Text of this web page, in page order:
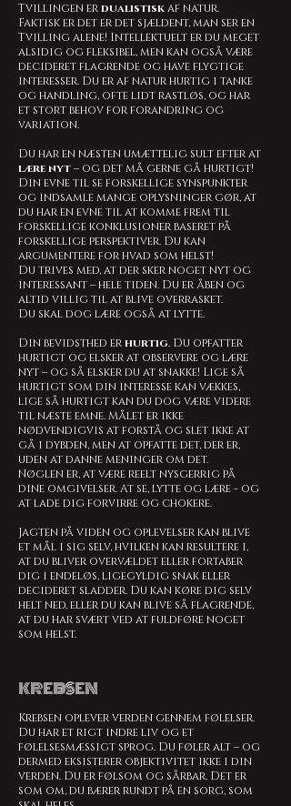
Tvillingen erdualistiskaf natur.
Faktisk er det er det sjældent, man ser en
Tvilling alene! Intellektuelt er du meget
alsidig og fleksibel, men kan også være
decideret flagrende og have flygtige
interesser. Du er af natur hurtig i tanke
og handling, ofte lidt rastløs, og har
et stort behov for forandring og
variation.
Du har en næsten umættelig sult efter at
lære nyt– og det må gerne gå hurtigt!
Din evne til se forskellige synspunkter
og indsamle mange oplysninger gør, at
du har en evne til at komme frem til
forskellige konklusioner baseret på
forskellige perspektiver. Du kan
argumentere for hvad som helst!
Du trives med, at der sker noget nyt og
interessant – hele tiden. Du er åben og
altid villig til at blive overrasket.
Du skal dog lære også at lytte.
Din bevidsthed erhurtig. Du opfatter
hurtigt og elsker at observere og lære
nyt – og så elsker du at snakke! Lige så
hurtigt som din interesse kan vækkes,
lige så hurtigt kan du dog være videre
til næste emne. Målet er ikke
nødvendigvis at forstå og slet ikke at
gå i dybden, men at opfatte det, der er,
uden at danne meninger om det.
Nøglen er, at være reelt nysgerrig på
dine omgivelser. At se, lytte og lære - og
at lade dig forvirre og chokere.
Jagten på viden og oplevelser kan blive
et mål i sig selv, hvilken kan resultere i,
at du bliver overvældet eller fortaber
dig i endeløs, ligegyldig snak eller
decideret sladder. Du kan køre dig selv
helt ned, eller du kan blive så flagrende,
at du har svært ved at fuldføre noget
som helst.
KREBSEN
Krebsen oplever verden gennem følelser.
Du har et rigt indre liv og et
følelsesmæssigt sprog. Du føler alt – og
dermed eksisterer objektivitet ikke i din
verden. Du er følsom og sårbar. Det er
som om, du bærer rundt på en sorg, som